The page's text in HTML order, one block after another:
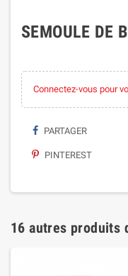
SEMOULE DE
Connectez-vous pour
PARTAGER
PINTEREST
16 autres produits